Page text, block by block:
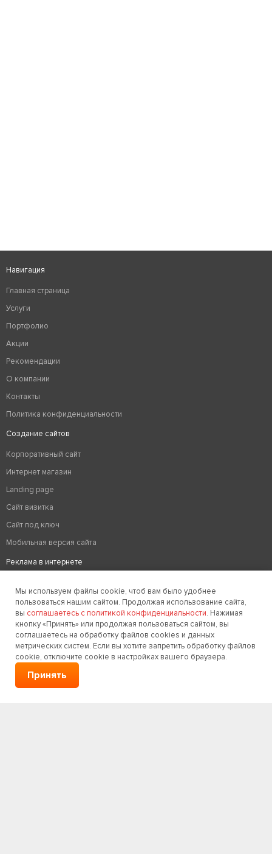
Навигация
Главная страница
Услуги
Портфолио
Акции
Рекомендации
О компании
Контакты
Политика конфиденциальности
Создание сайтов
Корпоративный сайт
Интернет магазин
Landing page
Сайт визитка
Сайт под ключ
Мобильная версия сайта
Реклама в интернете
Контекстная реклама
Продвижение в Яндекс
Продвижение в Google
Продвижение в социальных сетях
Реклама РСЯ
Поддержка и развитие
Мы используем файлы cookie, чтоб вам было удобнее
пользоваться нашим сайтом. Продолжая использование сайта,
вы соглашаетесь с политикой конфиденциальности. Нажимая
кнопку «Принять» или продолжая пользоваться сайтом, вы
соглашаетесь на обработку файлов cookies и данных
метрических систем. Если вы хотите запретить обработку файлов
cookie, отключите cookie в настройках вашего браузера.
Принять